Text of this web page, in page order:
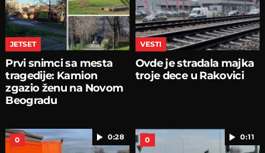
JETSET
Prvi snimci sa mesta
tragedije: Kamion
zgazio ženu na Novom
Beogradu
VESTI
Ovde je stradala majka
troje dece u Rakovici
0:28
0 0:11
0